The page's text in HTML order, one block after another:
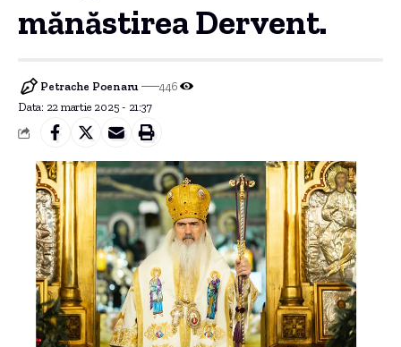
mănăstirea Dervent.
Data: 22 martie 2025 - 21:37
Petrache Poenaru 446